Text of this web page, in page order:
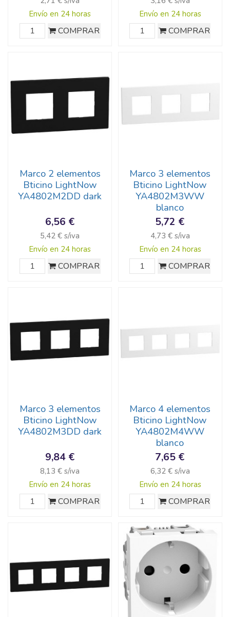
Envío en 24 horas
COMPRAR
Envío en 24 horas
COMPRAR
Marco 2 elementos
Bticino LightNow
YA4802M2DD dark
6,56 €
5,42 € s/iva
Envío en 24 horas
COMPRAR
Marco 3 elementos
Bticino LightNow
YA4802M3WW
blanco
5,72 €
4,73 € s/iva
Envío en 24 horas
COMPRAR
Marco 3 elementos
Bticino LightNow
YA4802M3DD dark
9,84 €
8,13 € s/iva
Envío en 24 horas
COMPRAR
Marco 4 elementos
Bticino LightNow
YA4802M4WW
blanco
7,65 €
6,32 € s/iva
Envío en 24 horas
COMPRAR